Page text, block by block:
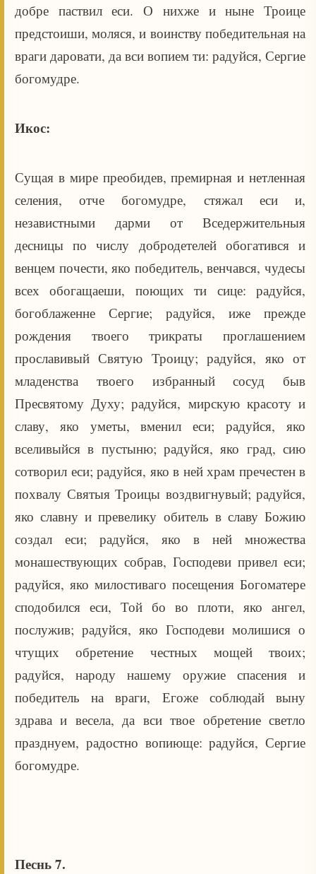
добре паствил еси. О нихже и ныне Троице
предстоиши, моляся, и воинству победительная на
враги даровати, да вси вопием ти: радуйся, Сергие
богомудре.
Икос:
Сущая в мире преобидев, премирная и нетленная
селения, отче богомудре, стяжал еси и,
независтными дарми от Вседержительныя
десницы по числу добродетелей обогатився и
венцем почести, яко победитель, венчався, чудесы
всех обогащаеши, поющих ти сице: радуйся,
богоблаженне Сергие; радуйся, иже прежде
рождения твоего трикраты проглашением
прославивый Святую Троицу; радуйся, яко от
младенства твоего избранный сосуд быв
Пресвятому Духу; радуйся, мирскую красоту и
славу, яко уметы, вменил еси; радуйся, яко
вселивыйся в пустыню; радуйся, яко град, сию
сотворил еси; радуйся, яко в ней храм пречестен в
похвалу Святыя Троицы воздвигнувый; радуйся,
яко славну и превелику обитель в славу Божию
создал еси; радуйся, яко в ней множества
монашествующих собрав, Господеви привел еси;
радуйся, яко милостиваго посещения Богоматере
сподобился еси, Той бо во плоти, яко ангел,
послужив; радуйся, яко Господеви молишися о
чтущих обретение честных мощей твоих;
радуйся, народу нашему оружие спасения и
победитель на враги, Егоже соблюдай выну
здрава и весела, да вси твое обретение светло
празднуем, радостно вопиюще: радуйся, Сергие
богомудре.
Песнь 7.